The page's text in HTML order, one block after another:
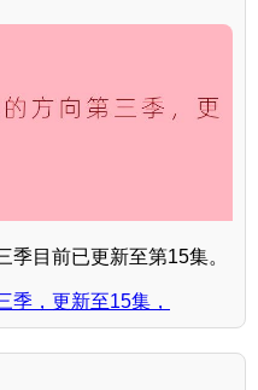
季目前已更新至第15集。
季，更新至15集，